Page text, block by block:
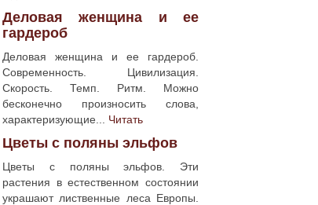
Деловая женщина и ее
гардероб
Деловая женщина и ее гардероб.
Современность. Цивилизация.
Скорость. Темп. Ритм. Можно
бесконечно произносить слова,
характеризующие... Читать
Цветы с поляны эльфов
Цветы с поляны эльфов. Эти
растения в естественном состоянии
украшают лиственные леса Европы.